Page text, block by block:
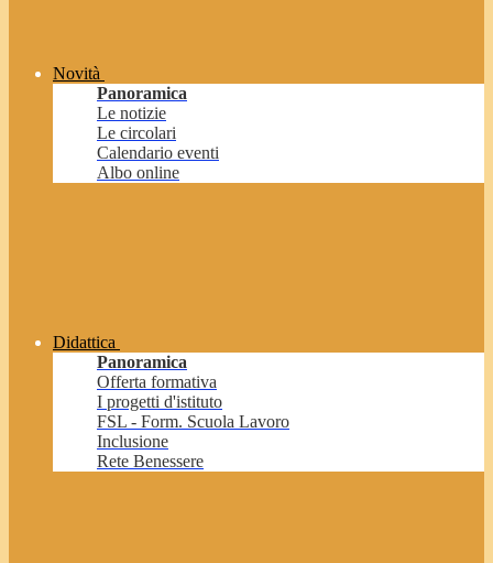
Novità
Panoramica
Le notizie
Le circolari
Calendario eventi
Albo online
Didattica
Panoramica
Offerta formativa
I progetti d'istituto
FSL - Form. Scuola Lavoro
Inclusione
Rete Benessere